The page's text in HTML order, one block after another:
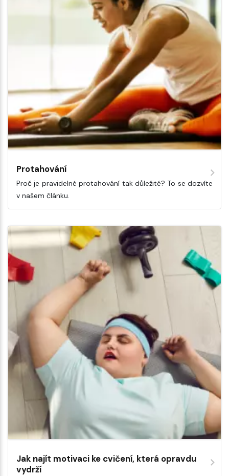
Protahování
Proč je pravidelné protahování tak důležité? To se dozvíte
v našem článku.
Jak najít motivaci ke cvičení, která opravdu
vydrží